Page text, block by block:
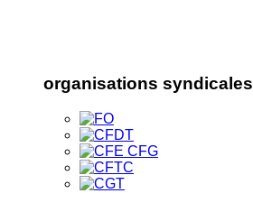
organisations syndicales